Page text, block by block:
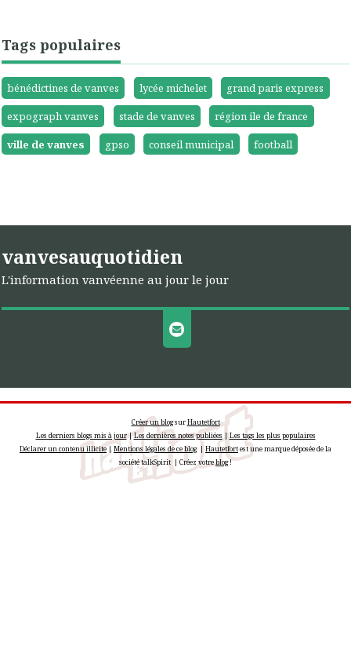
Tags populaires
bénédictines de vanves lycée michelet
grand paris express
expograph vanves
stade de vanves
région ile de france
ville de vanves
gpso conseil municipal football
vanvesauquotidien
L'information vanvéenne au jour le jour
Créer un blogsurHautetfort
Les derniers blogs mis à jour|Les dernières notes publiées |Les tags les plus populaires
Déclarer un contenu illicite|Mentions légales de ce blog| Hautetfortest une marque déposée de la
société talkSpirit | Créez votreblog!